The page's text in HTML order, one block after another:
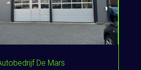
De Mars